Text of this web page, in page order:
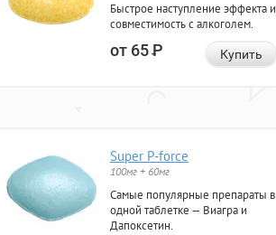
Быстрое наступление эффекта и
совместимость с алкоголем.
от 65Р Купить
Super P-force
100мг + 60мг
Самые популярные препараты в
одной таблетке — Виагра и
Дапоксетин.